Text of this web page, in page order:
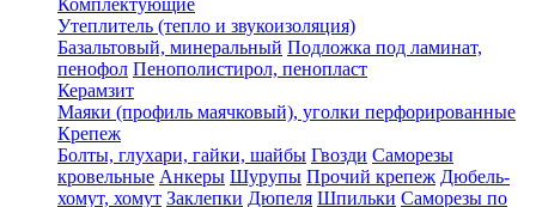
Комплектующие
Утеплитель (тепло и звукоизоляция)
Базальтовый, минеральный Подложка под ламинат,
пенофол Пенополистирол, пенопласт
Керамзит
Маяки (профиль маячковый), уголки перфорированные
Крепеж
Болты, глухари, гайки, шайбы Гвозди Саморезы
кровельные Анкеры Шурупы Прочий крепеж Дюбель-
хомут, хомут Заклепки Дюпеля Шпильки Саморезы по